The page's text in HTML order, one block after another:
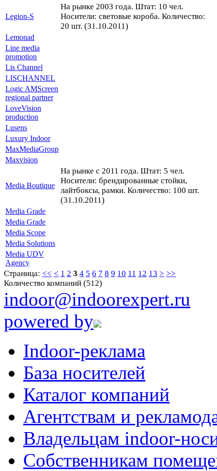
Legion-S
На рынке 2003 года. Штат: 10 чел.
Носители: световые короба. Количество:
20 шт. (31.10.2011)
Lemonad
Line media
promotion
Lis Channel
LISCHANNEL
Logic AMScreen
regional partner
LoveVision
production
Lusens
Luxury Indoor
MaxMediaGroup
Maxvision
Media Boutique
На рынке с 2011 года. Штат: 5 чел.
Носители: брендированные стойки,
лайтбоксы, рамки. Количество: 100 шт.
(31.10.2011)
Media Grade
Media Grade
Media Scope
Media Solutions
Media UDV
Agency
Страница: << < 1 2 3 4 5 6 7 8 9 10 11 12 13 > >>
Количество компаний (512)
indoor@indoorexpert.ru
powered by
Indoor-реклама
База носителей
Каталог компаний
Агентствам и
Владельцам indoor-
Собственникам